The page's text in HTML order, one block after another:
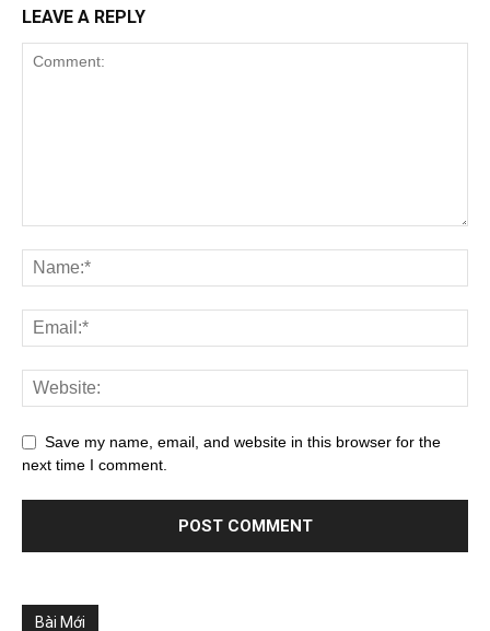
LEAVE A REPLY
Save my name, email, and website in this browser for the
next time I comment.
Bài Mới